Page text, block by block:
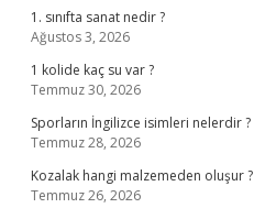
1. sınıfta sanat nedir ?
Ağustos 3, 2026
1 kolide kaç su var ?
Temmuz 30, 2026
Sporların İngilizce isimleri nelerdir ?
Temmuz 28, 2026
Kozalak hangi malzemeden oluşur ?
Temmuz 26, 2026